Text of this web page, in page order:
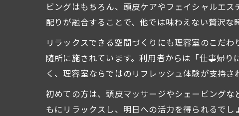
ビングはもちろん、頭皮ケアやフェイシャルエ
配りが融合することで、他では味わえない贅沢な
リラックスできる空間づくりにも理容室のこだ
随所に施されています。利用者からは「仕事帰
く、理容室ならではのリフレッシュ体験が支持さ
初めての方は、頭皮マッサージやシェービング
もにリラックスし、明日への活力を得られるでし